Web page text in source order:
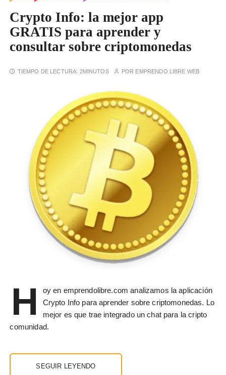
Crypto Info: la mejor app
GRATIS para aprender y
consultar sobre criptomonedas
TIEMPO DE LECTURA: 2MINUTOS POR EMPRENDO LIBRE WEB
H
oy en emprendolibre.com analizamos la aplicación
Crypto Info para aprender sobre criptomonedas. Lo
mejor es que trae integrado un chat para la cripto
comunidad.
SEGUIR LEYENDO